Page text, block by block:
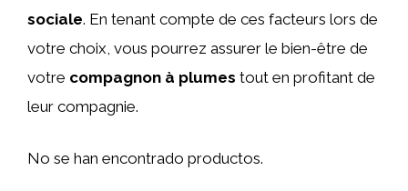
sociale. En tenant compte de ces facteurs lors de
votre choix, vous pourrez assurer le bien-être de
votre compagnon à plumes tout en profitant de
leur compagnie.
No se han encontrado productos.